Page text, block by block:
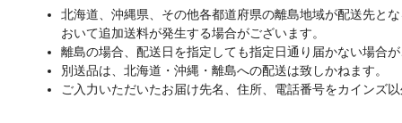
北海道、沖縄県、その他各都道府県の離島地域が配送先と
おいて追加送料が発生する場合がございます。
離島の場合、配送日を指定しても指定日通り届かない場合
別送品は、北海道・沖縄・離島への配送は致しかねます。
ご入力いただいたお届け先名、住所、電話番号をカインズ